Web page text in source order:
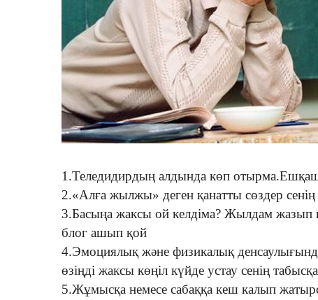
1.Теледидирдың алдында көп
2.«Алға жылжы» деген қанатты сөздер
3.Басыңа жаксы ой келдіма? Жылдам жазып
блог ашып қой
4.Эмоциялық және физикалық
өзіңді жаксы көңіл күйде устау сенің
5.Жұмысқа немесе сабаққа кеш калып